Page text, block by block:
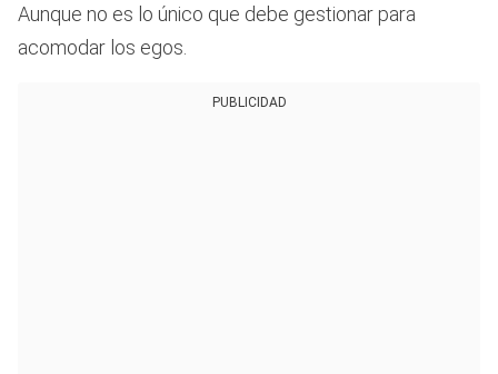
Aunque no es lo único que debe gestionar para
acomodar los egos.
PUBLICIDAD